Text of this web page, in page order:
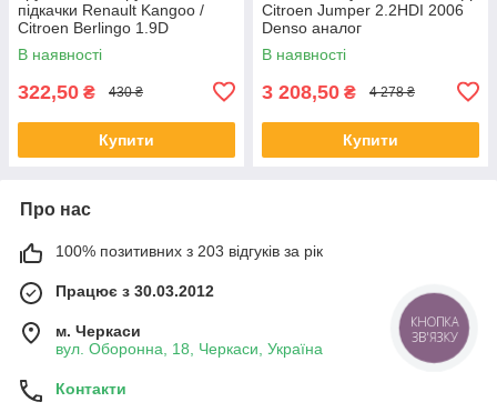
підкачки Renault Kangoo /
Citroen Berlingo 1.9D
В наявності
322,50 ₴ 430 ₴
Купити
Citroen Jumper 2.2HDI 2006
Denso аналог
В наявності
3 208,50 ₴ 4 278 ₴
Купити
Про нас
100% позитивних з 203 відгуків за рік
Працює з 30.03.2012
м. Черкаси
вул. Оборонна, 18, Черкаси, Україна
Контакти
КНОПКА
ЗВ'ЯЗКУ